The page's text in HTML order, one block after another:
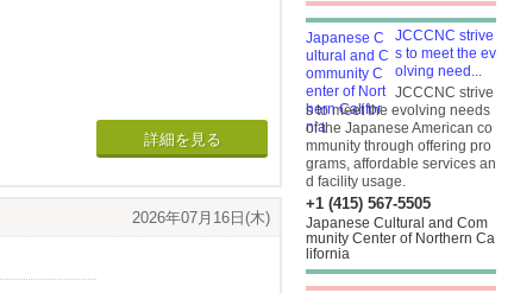
詳細を見る
2026年07月16日(木)
JCCCNC strive
s to meet the ev
olving need...
JCCCNC strive
s to meet the evolving needs
of the Japanese American co
mmunity through offering pro
grams, affordable services an
d facility usage.
+1 (415) 567-5505
Japanese Cultural and Com
munity Center of Northern Ca
lifornia